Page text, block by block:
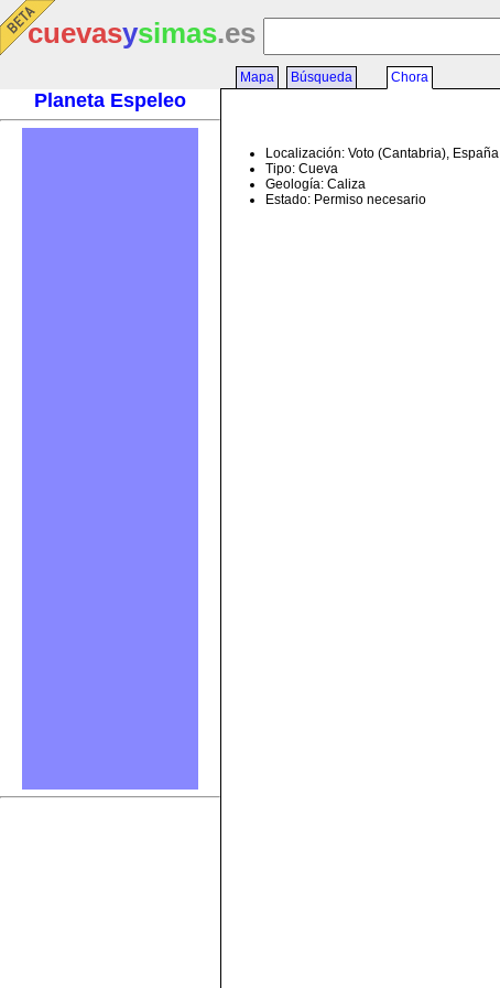
cuevasysimas.es
Planeta Espeleo
Mapa Búsqueda Chora
Localización: Voto (Cantabria), España
Tipo: Cueva
Geología: Caliza
Estado: Permiso necesario